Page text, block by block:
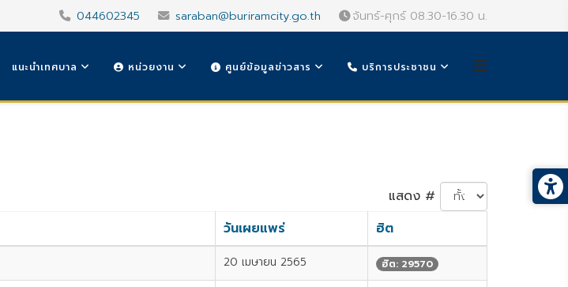
044602345 saraban@buriramcity.go.th จันทร์-ศุกร์ 08.30-16.30 น.
แนะนำเทศบาล หน่วยงาน ศูนย์ข้อมูลข่าวสาร บริการประชาชน
แสดง #
วันเผยแพร่
ฮิต
20 เมษายน 2565 ฮิต: 29570